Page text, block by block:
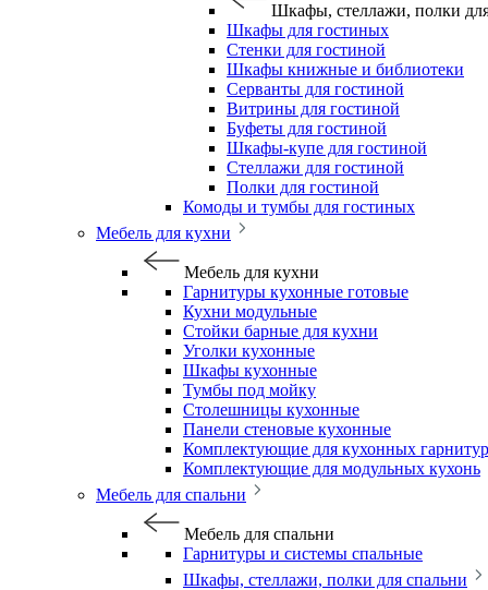
Шкафы, стеллажи, полки
Шкафы для гостиных
Стенки для гостиной
Шкафы книжные и библиотеки
Серванты для гостиной
Витрины для гостиной
Буфеты для гостиной
Шкафы-купе для гостиной
Стеллажи для гостиной
Полки для гостиной
Комоды и тумбы для гостиных
Мебель для кухни
Мебель для кухни
Гарнитуры кухонные готовые
Кухни модульные
Стойки барные для кухни
Уголки кухонные
Шкафы кухонные
Тумбы под мойку
Столешницы кухонные
Панели стеновые кухонные
Комплектующие для кухонных
Комплектующие для модульных кухонь
Мебель для спальни
Мебель для спальни
Гарнитуры и системы спальные
Шкафы, стеллажи, полки для спальни